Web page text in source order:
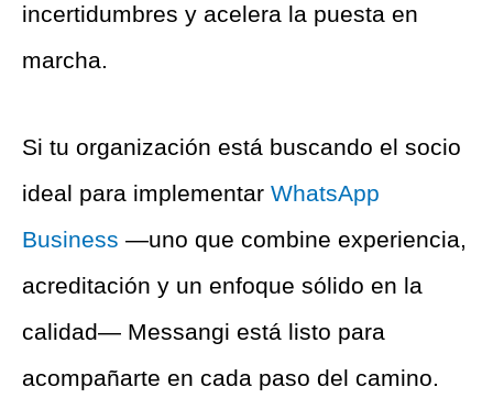
incertidumbres y acelera la puesta en
marcha.
Si tu organización está buscando el socio
ideal para implementar WhatsApp
Business —uno que combine experiencia,
acreditación y un enfoque sólido en la
calidad— Messangi está listo para
acompañarte en cada paso del camino.